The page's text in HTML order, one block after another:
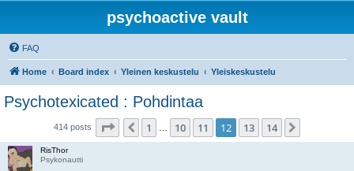
psychoactive vault
FAQ
Home Board index Yleinen keskustelu Yleiskeskustelu
Psychotexicated : Pohdintaa
414 posts Page 12 of 14
Previous
1 10 11 12 13 14
RisThor
Psykonautti